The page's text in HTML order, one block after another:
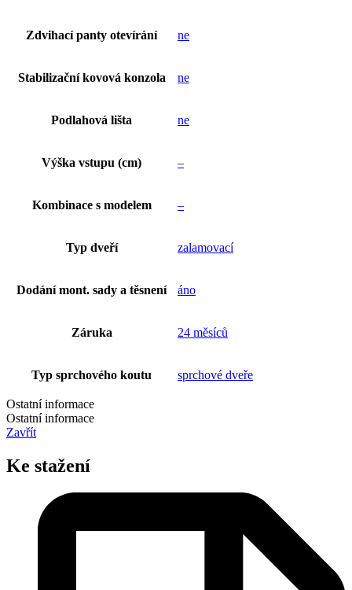
Zdvihací panty otevírání ne
Stabilizační kovová konzola ne
Podlahová lišta ne
Výška vstupu (cm) –
Kombinace s modelem –
Typ dveří zalamovací
Dodání mont. sady a těsnení áno
Záruka 24 měsíců
Typ sprchového koutu sprchové dveře
Ostatní informace
Ostatní informace
Zavřít
Ke stažení